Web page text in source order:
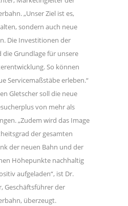
„Unser Ziel ist es,
sondern auch neue
Die Investitionen der
die Grundlage für unsere
So können
Servicemaßstäbe erleben.“
Gletscher soll die neue
von mehr als
„Zudem wird das Image
der gesamten
der neuen Bahn und der
Höhepunkte nachhaltig
aufgeladen“, ist Dr.
Geschäftsführer der
überzeugt.